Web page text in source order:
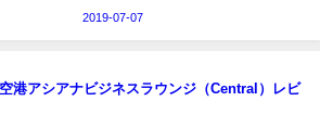
2019-07-07
港アシアナビジネスラウンジ（Central）レビ